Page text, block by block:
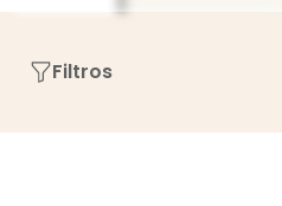
Filtros